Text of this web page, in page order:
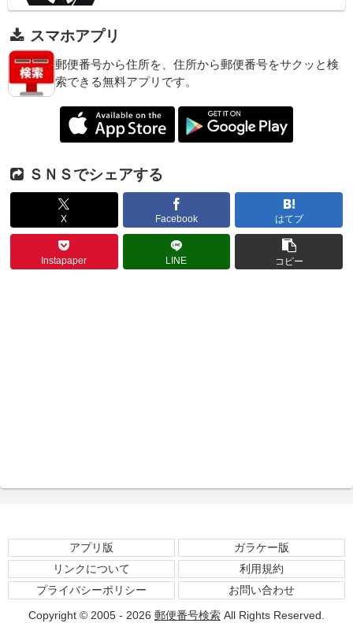
スマホアプリ
郵便番号から住所を、住所から郵便番号をサクッと検
索できる無料アプリです。
ＳＮＳでシェアする
X Facebook はてブ
Instapaper LINE コピー
アプリ版
ガラケー版
リンクについて
利用規約
プライバシーポリシー
お問い合わせ
Copyright © 2005 - 2026 郵便番号検索 All Rights Reserved.